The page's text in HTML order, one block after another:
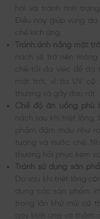
hôi và tránh tình
Điều này giúp vùng
chế kích ứng.
Tránh ánh nắng mặt
nách sẽ trở nên
chế tối đa việc để da
mặt trời, vì tia UV có
thương và gây đau rát.
Chế độ ăn uống phù
nách sau khi triệt lông,
phẩm đậm màu như
tương và nước chè.
thương hồi phục kém
Tránh sử dụng sản
Da sau khi triệt lông
dụng các sản phẩm
trong lăn khử mùi có
gây kích ứng và thậm